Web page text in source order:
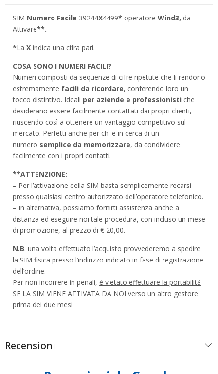
SIM Numero Facile 39244X4499* operatore Wind3, da
Attivare**.
*La X indica una cifra pari.
COSA SONO I NUMERI FACILI?
Numeri composti da sequenze di cifre ripetute che li rendono
estremamente facili da ricordare, conferendo loro un
tocco distintivo. Ideali per aziende e professionisti che
desiderano essere facilmente contattati dai propri clienti,
riuscendo così a ottenere un vantaggio competitivo sul
mercato. Perfetti anche per chi è in cerca di un
numero semplice da memorizzare, da condividere
facilmente con i propri contatti.
**ATTENZIONE:
– Per l’attivazione della SIM basta semplicemente recarsi
presso qualsiasi centro autorizzato dell’operatore telefonico.
– In alternativa, possiamo fornirti assistenza anche a
distanza ed eseguire noi tale procedura, con incluso un mese
di promozione, al prezzo di € 20,00.
N.B. una volta effettuato l’acquisto provvederemo a spedire
la SIM fisica presso l’indirizzo indicato in fase di registrazione
dell’ordine.
Per non incorrere in penali, è vietato effettuare la portabilità
SE LA SIM VIENE ATTIVATA DA NOI verso un altro gestore
prima dei due mesi.
Recensioni